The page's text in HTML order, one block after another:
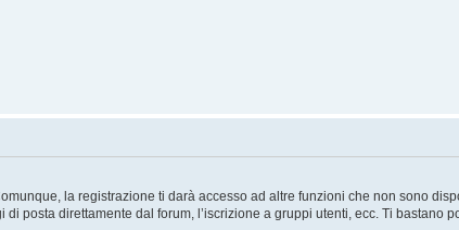
la registrazione ti darà accesso ad altre funzioni che non sono
posta direttamente dal forum, l’iscrizione a gruppi utenti, ecc. Ti bastano